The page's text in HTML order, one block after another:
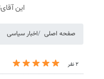
این آقای58ساله با کرم ضدچروک جلبک10سال جوان شد(سفارش با تخفیف)
صفحه اصلی اخبار سیاسی
۲ نفر